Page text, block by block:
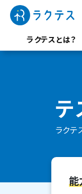
ラクテスとは？
テ
ラクテ
能